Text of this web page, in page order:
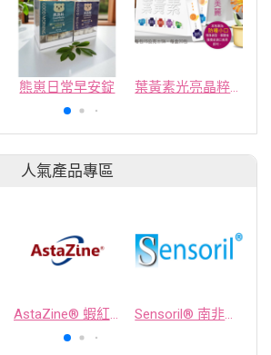
熊崽日常早安錠 葉黃素光亮晶粹凍(魅麗版)~可ODM貼牌
人氣產品專區
AstaZine® 蝦紅素 Sensoril® 南非醉茄萃取物